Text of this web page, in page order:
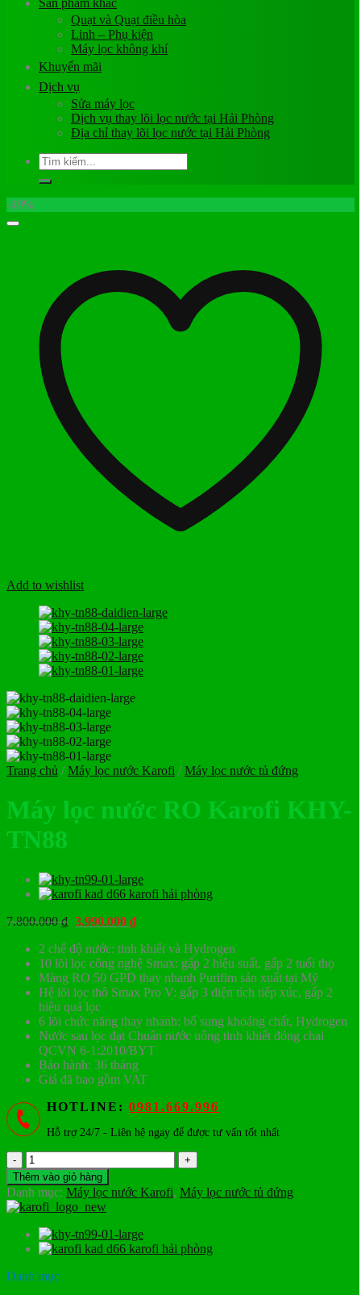
Sản phẩm khác
Quạt và Quạt điều hòa
Linh – Phụ kiện
Máy lọc không khí
Khuyến mãi
Dịch vụ
Sửa máy lọc
Dịch vụ thay lõi lọc nước tại Hải Phòng
Địa chỉ thay lõi lọc nước tại Hải Phòng
Tìm
kiếm:
-49%
Add to wishlist
Trang chủ / Máy lọc nước Karofi / Máy lọc nước tủ đứng
Máy lọc nước RO Karofi KHY-
TN88
7.800.000₫ Giá
là:
7.800.000 ₫.
3.990.000 ₫Giá
tại
là:
3.990.000 ₫.
2 chế độ nước: tinh khiết và Hydrogen
10 lõi lọc công nghệ Smax: gấp 2 hiệu suất, gấp 2 tuổi thọ
Màng RO 50 GPD thay nhanh Purifim sản xuất tại Mỹ
Hệ lõi lọc thô Smax Pro V: gấp 3 diện tích tiếp xúc, gấp 2
hiệu quả lọc
6 lõi chức năng thay nhanh: bổ sung khoáng chất, Hydrogen
Nước sau lọc đạt Chuẩn nước uống tinh khiết đóng chai
QCVN 6-1:2010/BYT
Bảo hành: 36 tháng
Giá đã bao gồm VAT
HOTLINE: 0981.669.996
Hỗ trợ 24/7 - Liên hệ ngay để được tư vấn tốt nhất
Máy
lọc
nước
RO
Karofi
KHY-
TN88
lượng
Thêm vào giỏ hàng
Danh mục: Máy lọc nước Karofi, Máy lọc nước tủ đứng
Danh mục